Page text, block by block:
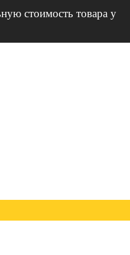
стоимость товара у